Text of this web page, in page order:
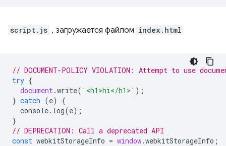
script.js , загружается файлом index.html
// DOCUMENT-POLICY VIOLATION: Attempt to use
try {
document .write( '<h1>hi</h1>' );
} catch (e)
{
console. log(e);
}
// DEPRECATION: Call a deprecated API
const webkitStorageInfo = window.webkitStorageInfo ;